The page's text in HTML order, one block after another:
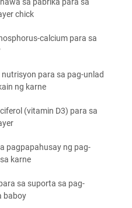
chick
calcium para sa
para sa pag-unlad
ng karne
(vitamin D3) para sa
pagpapahusay ng pag-
karne
sa suporta sa pag-
baboy